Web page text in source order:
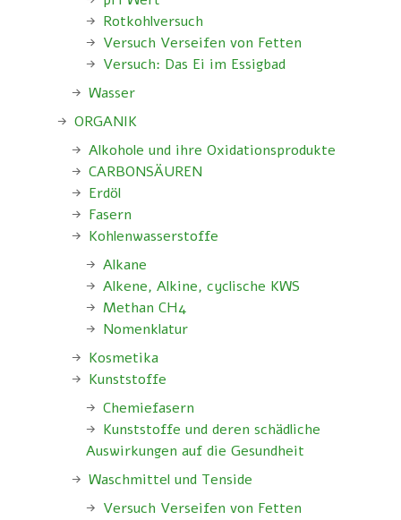
Rotkohlversuch
Versuch Verseifen von Fetten
Versuch: Das Ei im Essigbad
Wasser
ORGANIK
Alkohole und ihre Oxidationsprodukte
CARBONSÄUREN
Erdöl
Fasern
Kohlenwasserstoffe
Alkane
Alkene, Alkine, cyclische KWS
Methan CH4
Nomenklatur
Kosmetika
Kunststoffe
Chemiefasern
Kunststoffe und deren schädliche
Auswirkungen auf die Gesundheit
Waschmittel und Tenside
Versuch Verseifen von Fetten